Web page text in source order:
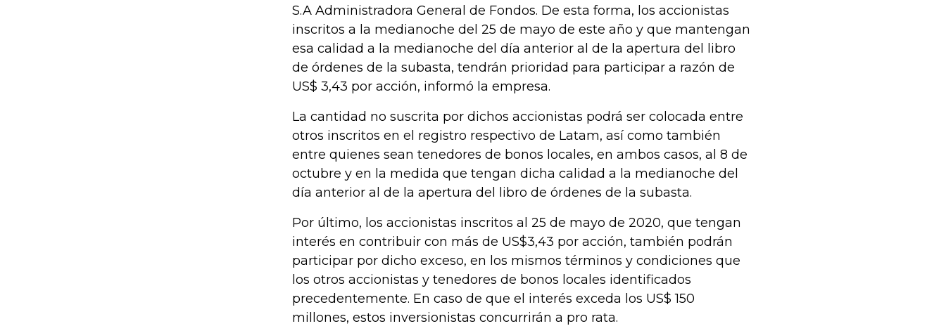
S.A Administradora General de Fondos. De esta forma, los accionistas
inscritos a la medianoche del 25 de mayo de este año y que mantengan
esa calidad a la medianoche del día anterior al de la apertura del libro
de órdenes de la subasta, tendrán prioridad para participar a razón de
US$ 3,43 por acción, informó la empresa.
La cantidad no suscrita por dichos accionistas podrá ser colocada entre
otros inscritos en el registro respectivo de Latam, así como también
entre quienes sean tenedores de bonos locales, en ambos casos, al 8 de
octubre y en la medida que tengan dicha calidad a la medianoche del
día anterior al de la apertura del libro de órdenes de la subasta.
Por último, los accionistas inscritos al 25 de mayo de 2020, que tengan
interés en contribuir con más de US$3,43 por acción, también podrán
participar por dicho exceso, en los mismos términos y condiciones que
los otros accionistas y tenedores de bonos locales identificados
precedentemente. En caso de que el interés exceda los US$ 150
millones, estos inversionistas concurrirán a pro rata.